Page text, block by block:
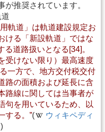
が推奨されています。
軌道」は軌道建設規定お
ける「新設軌道」ではな
る道路扱いとなる[34]。
受けない限り）最高速度
一方で、地方交付税交付
路の面積および延長に含
路線に関しては当事者が
句を用いているため、以
する。”(
ウィキペディ